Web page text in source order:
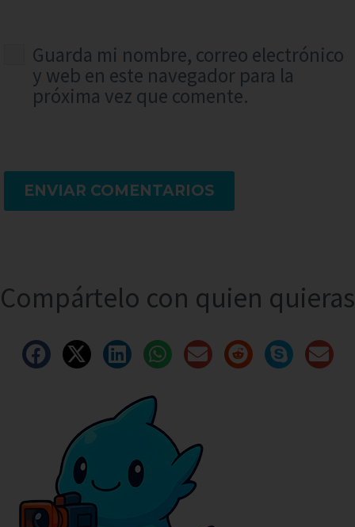
Guarda mi nombre, correo electrónico
y web en este navegador para la
próxima vez que comente.
ENVIAR COMENTARIOS
Compártelo con quien quieras